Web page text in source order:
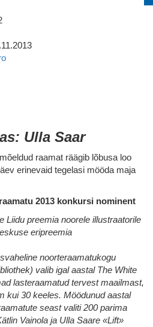
Ulla Saar
raamat räägib lõbusa loo
erinevaid tegelasi mööda maja
2013 konkursi nominent
Liidu preemia noorele illustraatorile
eripreemia
noorteraamatukogu
valib igal aastal The White
lasteraamatud tervest maailmast,
kui 30 keeles. Möödunud aastal
seast valiti 200 parima
Vainola ja Ulla Saare «Lift»